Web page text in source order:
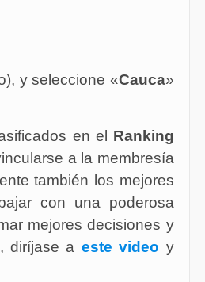
y seleccione «Cauca»
en el Ranking
a la membresía
también los mejores
con una poderosa
mejores decisiones y
diríjase a este video y